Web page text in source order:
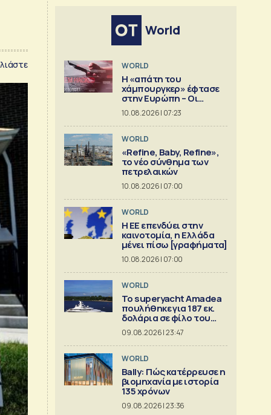
World
WORLD
Η «απάτη του
χάμπουργκερ» έφτασε
στην Ευρώπη – Οι
προειδοποιήσεις
10.08.2026 | 07:23
WORLD
«Refine, Baby, Refine»,
το νέο σύνθημα των
πετρελαικών
10.08.2026 | 07:00
WORLD
Η ΕΕ επενδύει στην
καινοτομία, η Ελλάδα
μένει πίσω [γραφήματα]
10.08.2026 | 07:00
WORLD
To superyacht Amadea
πουλήθηκε για 187 εκ.
δολάρια σε φίλο του
Τραμπ
09.08.2026 | 23:47
WORLD
Bally: Πώς κατέρρευσε η
βιομηχανία με ιστορία
135 χρόνων
09.08.2026 | 23:36